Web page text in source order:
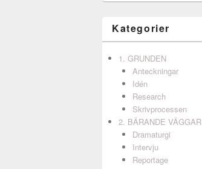
Kategorier
1. GRUNDEN
Anteckningar
Idén
Research
Skrivprocessen
2. BÄRANDE VÄGGAR
Dramaturgi
Intervju
Reportage